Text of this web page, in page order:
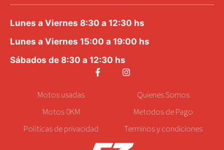
Lunes a Viernes 8:30 a 12:30 hs
Lunes a Viernes 15:00 a 19:00 hs
Sábados de 8:30 a 12:30 hs
Motosusadas
Motos 0KM
Politicas de privacidad
Quienes Somos
Metodos de Pago
Terminos y condiciones